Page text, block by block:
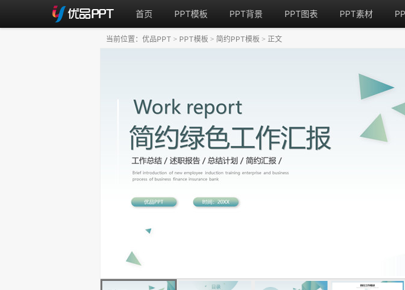
首页 PPT模板 PPT背景 PPT图表 PPT素材
当前位置： 优品PPT > PPT模板 > 简约PPT模板 > 正文